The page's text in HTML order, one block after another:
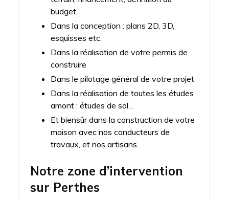
budget.
Dans la conception : plans 2D, 3D,
esquisses etc.
Dans la réalisation de votre permis de
construire
Dans le pilotage général de votre projet
Dans la réalisation de toutes les études
amont : études de sol…
Et biensûr dans la construction de votre
maison avec nos conducteurs de
travaux, et nos artisans.
Notre zone d’intervention
sur Perthes